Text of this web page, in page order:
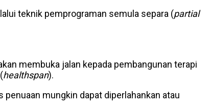
teknik pemprograman semula separa (partial
membuka jalan kepada pembangunan terapi
healthspan).
mungkin dapat diperlahankan atau